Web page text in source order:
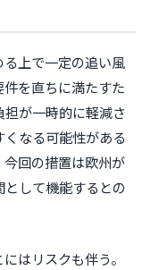
上で一定の追い風
を直ちに満たすた
が一時的に軽減さ
なる可能性がある
回の措置は欧州が
して機能するとの
はリスクも伴う。